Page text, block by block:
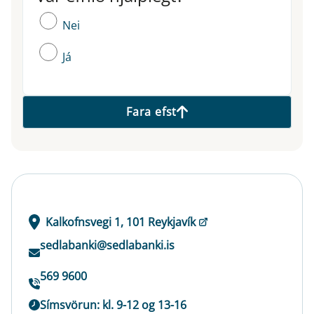
Nei
Já
Fara efst
Kalkofnsvegi 1, 101 Reykjavík
sedlabanki@sedlabanki.is
569 9600
Símsvörun: kl. 9-12 og 13-16